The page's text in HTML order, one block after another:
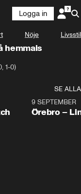
Logga in
Nöje Livsstil
hemmais
1-0)
SE ALLA
Plus
9 SEPTEMBER
Örebro –